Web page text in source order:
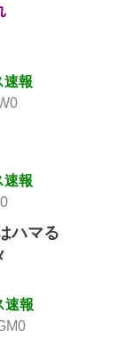
速報
速報
ハマる
速報